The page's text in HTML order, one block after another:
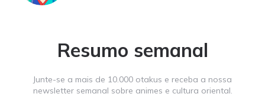
Resumo semanal
Junte-se a mais de 10.000 otakus e receba a nossa
newsletter semanal sobre animes e cultura oriental.